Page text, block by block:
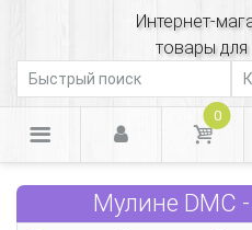
Интернет-
товары для
0
Мулине DMC